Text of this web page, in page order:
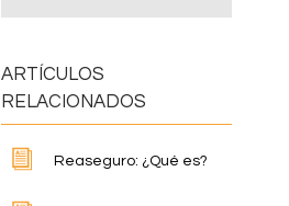
ARTÍCULOS
RELACIONADOS
Reaseguro: ¿Qué es?